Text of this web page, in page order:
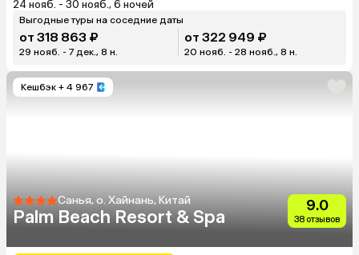
24 нояб. - 30 нояб., 6 ночей
Выгодные туры на соседние даты
от 318 863 ₽
29 нояб. - 7 дек., 8 н.
от 322 949 ₽
20 нояб. - 28 нояб., 8 н.
Кешбэк + 4 967
Санья, о. Хайнань, Китай
Palm Beach Resort & Spa
9.0
38 отзывов